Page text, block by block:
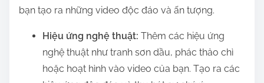
bạn tạo ra những video độc đáo và ấn tượng.
Hiệu ứng nghệ thuật: Thêm các hiệu ứng
nghệ thuật như tranh sơn dầu, phác thảo chì
hoặc hoạt hình vào video của bạn. Tạo ra các